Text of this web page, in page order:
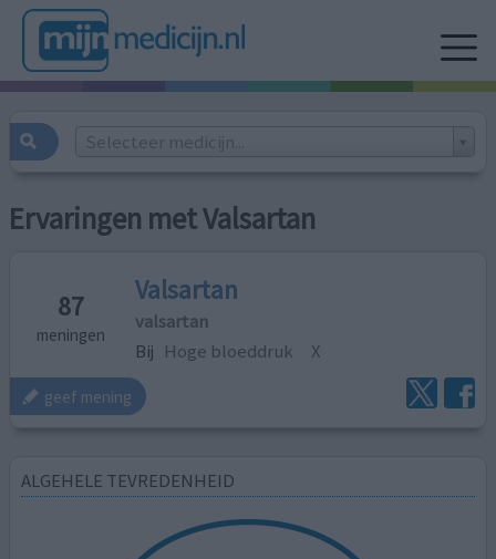
Selecteer medicijn...
Ervaringen met Valsartan
87
meningen
Valsartan
valsartan
Bij Hoge bloeddruk X
geef mening
ALGEHELE TEVREDENHEID